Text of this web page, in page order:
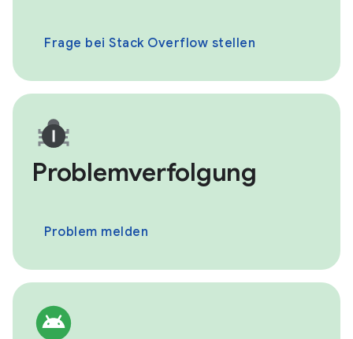
Frage bei Stack Overflow stellen
Problemverfolgung
Problem melden